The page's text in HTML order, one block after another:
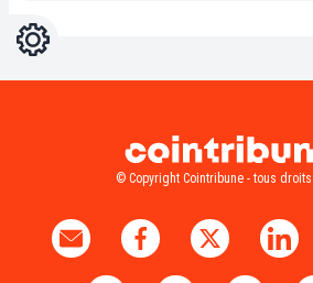
Réglages
© Copyright Cointribune - tous